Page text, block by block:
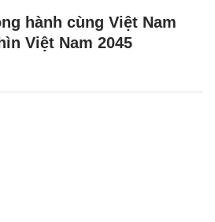
hành cùng Việt Nam
Việt Nam 2045